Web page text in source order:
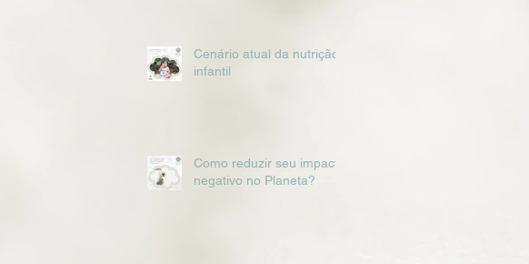
Cenário atual da nutrição
infantil
Como reduzir seu impacto
negativo no Planeta?